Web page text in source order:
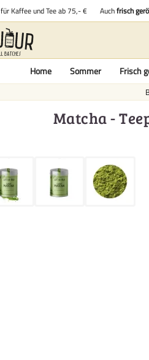
für Kaffee und Tee ab 75,- € Auchfrisch
Home Sommer Frisch
Matcha -